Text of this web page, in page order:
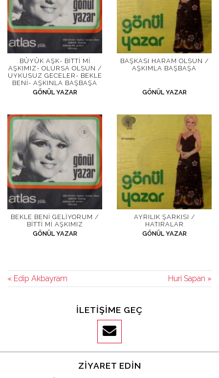
BÜYÜK AŞK- BITTI MI
AŞKIMIZ- OLURSA OLSUN /
UYKUSUZ GECELER- BEKLE
BENI- AŞKINLA BAŞBAŞA
GÖNÜL YAZAR
BAŞKASI HARAM OLSUN /
AŞKIMLA BAŞBAŞA
GÖNÜL YAZAR
BEKLE BENI GELIYORUM /
BITTI MI AŞKIMIZ
GÖNÜL YAZAR
AYRILIK ŞARKISI /
HATIRALAR
GÖNÜL YAZAR
« Edip Akbayram Huri Sapan »
İLETIŞIME GEÇ
ZIYARET EDIN